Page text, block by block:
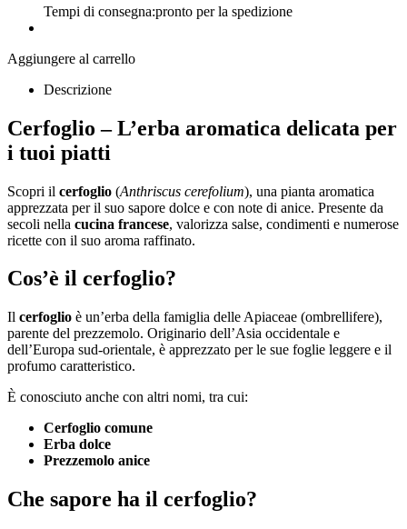
Tempi di consegna:pronto per la spedizione
Aggiungere al carrello
Descrizione
Cerfoglio – L’erba aromatica delicata per
i tuoi piatti
Scopri il cerfoglio (Anthriscus cerefolium), una pianta aromatica
apprezzata per il suo sapore dolce e con note di anice. Presente da
secoli nella cucina francese, valorizza salse, condimenti e numerose
ricette con il suo aroma raffinato.
Cos’è il cerfoglio?
Il cerfoglio è un’erba della famiglia delle Apiaceae (ombrellifere),
parente del prezzemolo. Originario dell’Asia occidentale e
dell’Europa sud-orientale, è apprezzato per le sue foglie leggere e il
profumo caratteristico.
È conosciuto anche con altri nomi, tra cui:
Cerfoglio comune
Erba dolce
Prezzemolo anice
Che sapore ha il cerfoglio?